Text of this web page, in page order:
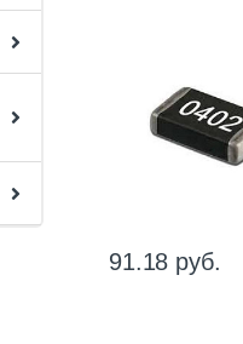
91.18 руб.